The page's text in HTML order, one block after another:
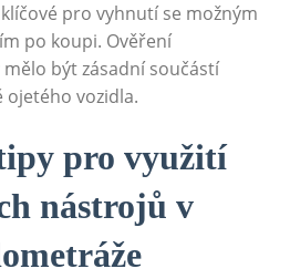
pro vyhnutí se možným
po koupi. Ověření
být zásadní součástí
ojetého vozidla.
pro využití
nástrojů v